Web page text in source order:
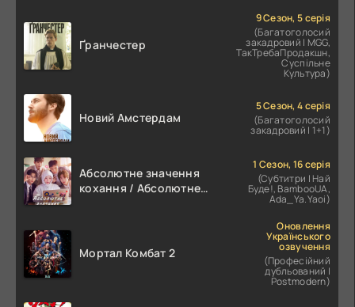
Ґранчестер
9 Сезон, 5 серія
(Багатоголосий
закадровий | MGG,
ТакТребаПродакшн,
Суспільне
Культура)
Новий Амстердам
5 Сезон, 4 серія
(Багатоголосий
закадровий | 1+1)
Абсолютне значення
кохання / Абсолютне
1 Сезон, 16 серія
(Субтитри | Най
Буде!, BambooUA,
Ada_Ya.Yaoi)
Мортал Комбат 2
Оновлення
Українського
озвучення
(Професійний
дубльований |
Postmodern)